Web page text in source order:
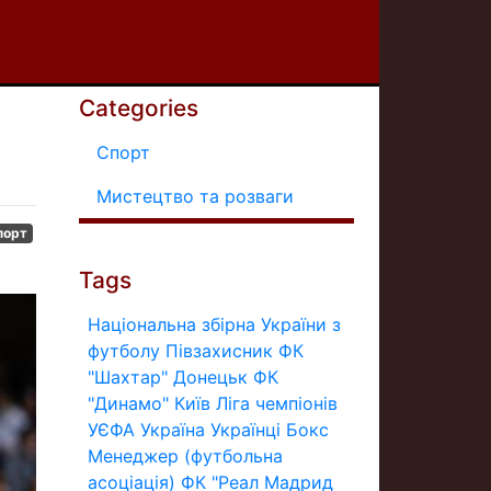
Categories
Спорт
Мистецтво та розваги
Tags
Національна збірна України з
футболу Півзахисник ФК
"Шахтар" Донецьк ФК
"Динамо" Київ Ліга чемпіонів
УЄФА Україна Українці Бокс
Менеджер (футбольна
асоціація) ФК "Реал Мадрид